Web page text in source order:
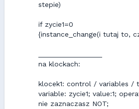
stepie)
if zycie1=0
{instance_change(i tutaj to,
na klockach:
klocek1: control / variables /
variable: zycie1; value:1;
nie zaznaczasz NOT;